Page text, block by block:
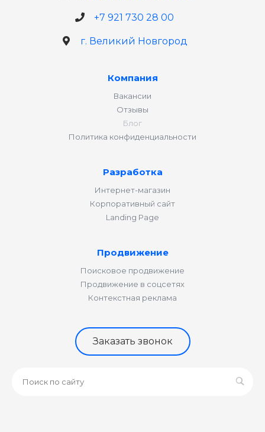
+7 921 730 28 00
г. Великий Новгород
Компания
Вакансии
Отзывы
Блог
Политика конфиденциальности
Разработка
Интернет-магазин
Корпоративный сайт
Landing Page
Продвижение
Поисковое продвижение
Продвижение в соцсетях
Контекстная реклама
Заказать звонок